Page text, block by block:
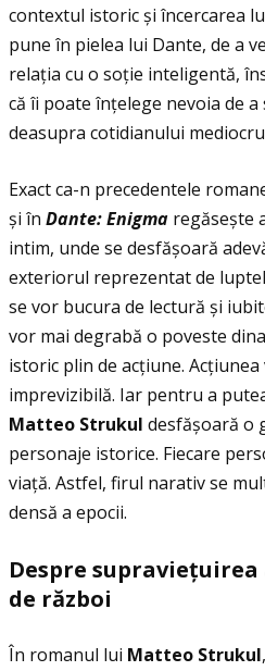
contextul istoric și încercarea
pune în pielea lui Dante, de a
relaţia cu o soţie inteligentă,
că îi poate înţelege nevoia de
deasupra cotidianului
Exact ca-n precedentele
și în Dante: Enigma regăsește
intim, unde se desfășoară
exteriorul reprezentat de
se vor bucura de lectură și
vor mai degrabă o poveste
istoric plin de acţiune.
imprevizibilă. Iar pentru a
Matteo Strukul desfășoară o
personaje istorice. Fiecare
viaţă. Astfel, firul narativ se
densă a epocii.
Despre supravieţ
de război
În romanul lui Matteo Strukul